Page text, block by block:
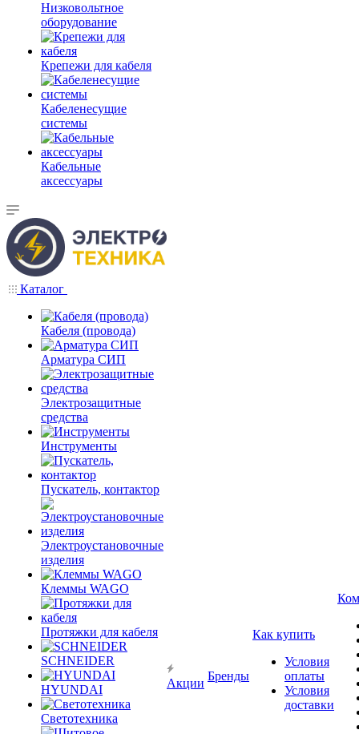
Низковольтное
оборудование
Крепежи для кабеля
Кабеленесущие
системы
Кабельные
аксессуары
Каталог
Кабеля (провода)
Арматура СИП
Электрозащитные
средства
Инструменты
Пускатель, контактор
Электроустановочные
изделия
Клеммы WAGO
Протяжки для кабеля
SCHNEIDER
HYUNDAI
Светотехника
Акции
Бренды
Как купить
Условия
оплаты
Условия
доставки